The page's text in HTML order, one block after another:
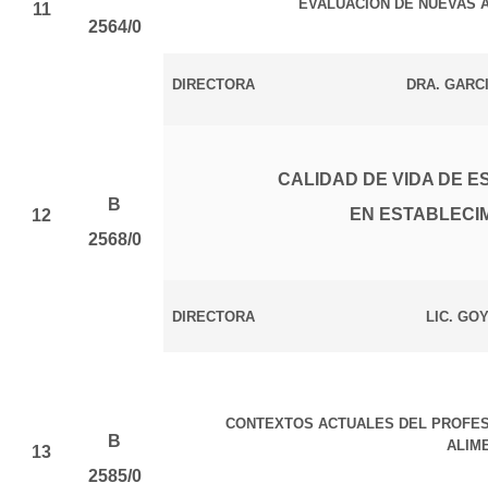
11
2564/0
EVALUACIÓN DE NUEVAS
DIRECTORA DRA.
12
B
2568/0
CALIDAD DE VIDA DE
EN
DIRECTORA LIC.
13
B
2585/0
CONTEXTOS ACTUALES DEL